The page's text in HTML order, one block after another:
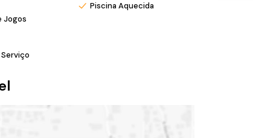
Piscina Aquecida
Jogos